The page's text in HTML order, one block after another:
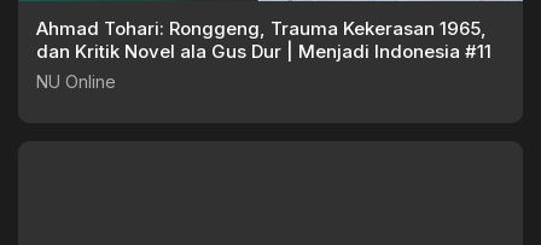
Ahmad Tohari: Ronggeng, Trauma Kekerasan 1965,
dan Kritik Novel ala Gus Dur | Menjadi Indonesia #11
NU Online